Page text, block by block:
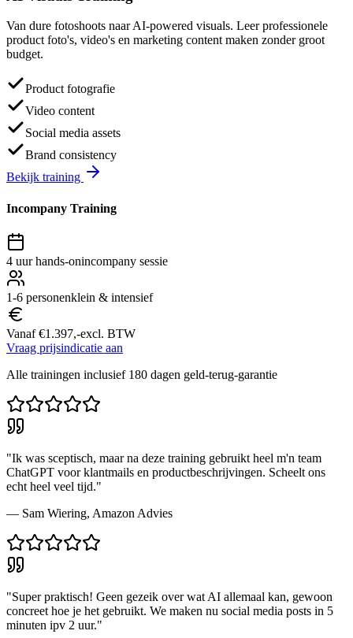
Van dure fotoshoots naar AI-powered visuals. Leer professionele
product foto's, video's en marketing content maken zonder groot
budget.
Product fotografie
Video content
Social media assets
Brand consistency
Bekijk training
Incompany Training
4 uur hands-onincompany sessie
1-6 personenklein & intensief
Vanaf €1.397,-excl. BTW
Vraag prijsindicatie aan
Alle trainingen inclusief 180 dagen geld-terug-garantie
"Ik was sceptisch, maar na deze training gebruikt heel m'n team
ChatGPT voor klantmails en productbeschrijvingen. Scheelt ons
echt heel veel tijd."
— Sam Wiering, Amazon Advies
"Super praktisch! Geen gezeik over wat AI allemaal kan, gewoon
concreet hoe je het gebruikt. We maken nu social media posts in 5
minuten ipv 2 uur."